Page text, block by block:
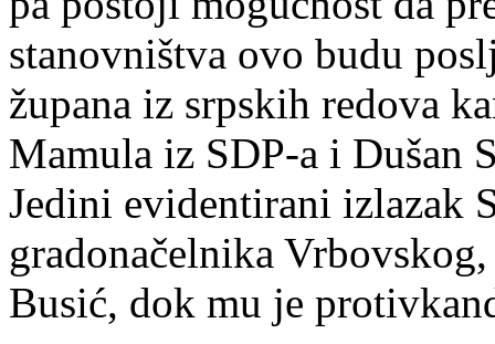
stanovništva ovo budu
župana iz srpskih redova
Mamula iz SDP-a i Dušan
Jedini evidentirani izlazak
gradonačelnika
Busić, dok mu je